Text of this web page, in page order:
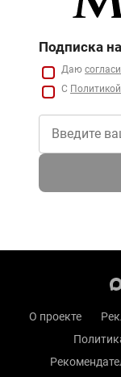
Подписка
Даю
С Политикой
О проекте